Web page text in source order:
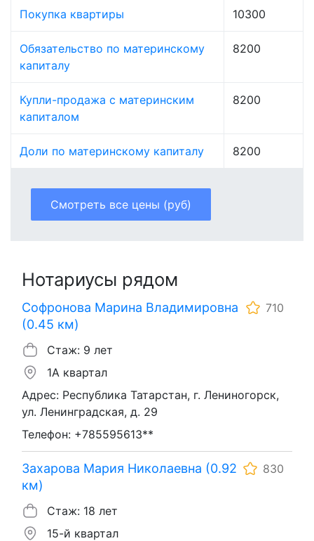
Покупка квартиры 10300
Обязательство по материнскому
капиталу
8200
Купли-продажа с материнским
капиталом
8200
Доли по материнскому капиталу 8200
Смотреть все цены (руб)
Нотариусы рядом
Софронова Марина Владимировна
(0.45 км)
710
Стаж: 9 лет
1А квартал
Адрес: Республика Татарстан, г. Лениногорск,
ул. Ленинградская, д. 29
Телефон: +785595613**
Захарова Мария Николаевна (0.92
км)
830
Стаж: 18 лет
15-й квартал